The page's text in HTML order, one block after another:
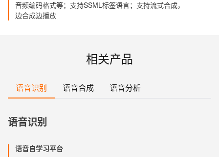
音频编码格式等；支持SSML标签语言；支持流式合成，
边合成边播放
相关产品
语音识别 语音合成 语音分析
语音识别
语音自学习平台